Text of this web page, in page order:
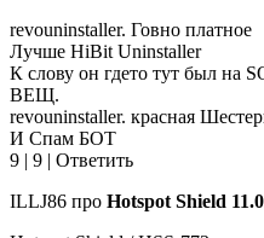
revouninstaller. Говно платное
Лучше HiBit Uninstaller
К слову он гдето тут был на
ВЕЩ.
revouninstaller. красная
И Спам БОТ
9 | 9 | Ответить
ILLJ86 про Hotspot Shield